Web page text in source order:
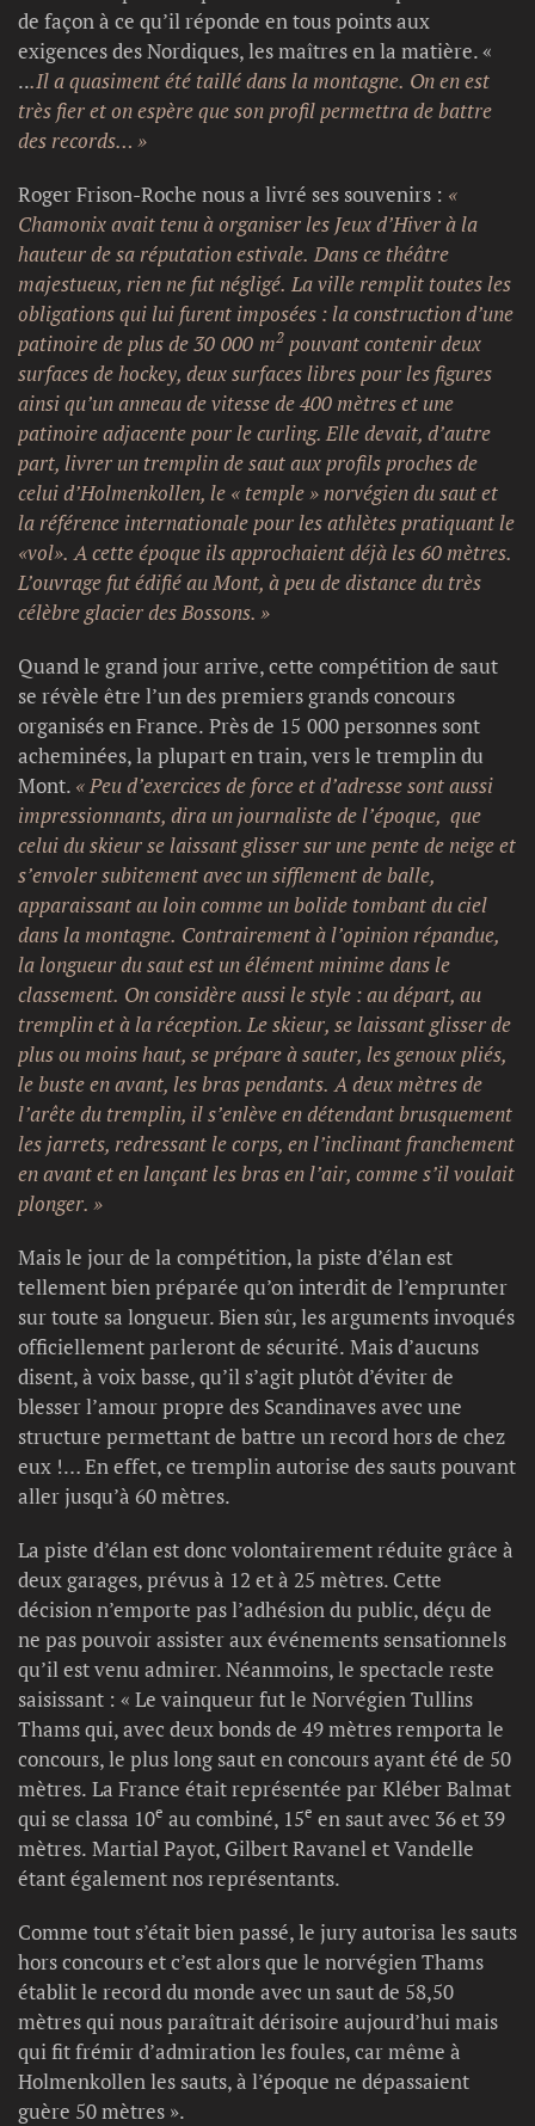
de façon à ce qu’il réponde en tous points aux
exigences des Nordiques, les maîtres en la matière. «
...Il a quasiment été taillé dans la montagne. On en est
très fier et on espère que son profil permettra de battre
des records… »
Roger Frison-Roche nous a livré ses souvenirs : «
Chamonix avait tenu à organiser les Jeux d’Hiver à la
hauteur de sa réputation estivale. Dans ce théâtre
majestueux, rien ne fut négligé. La ville remplit toutes les
obligations qui lui furent imposées : la construction d’une
patinoire de plus de 30 000 m2 pouvant contenir deux
surfaces de hockey, deux surfaces libres pour les figures
ainsi qu’un anneau de vitesse de 400 mètres et une
patinoire adjacente pour le curling. Elle devait, d’autre
part, livrer un tremplin de saut aux profils proches de
celui d’Holmenkollen, le « temple » norvégien du saut et
la référence internationale pour les athlètes pratiquant le
«vol». A cette époque ils approchaient déjà les 60 mètres.
L’ouvrage fut édifié au Mont, à peu de distance du très
célèbre glacier des Bossons. »
Quand le grand jour arrive, cette compétition de saut
se révèle être l’un des premiers grands concours
organisés en France. Près de 15 000 personnes sont
acheminées, la plupart en train, vers le tremplin du
Mont. « Peu d’exercices de force et d’adresse sont aussi
impressionnants, dira un journaliste de l’époque, que
celui du skieur se laissant glisser sur une pente de neige et
s’envoler subitement avec un sifflement de balle,
apparaissant au loin comme un bolide tombant du ciel
dans la montagne. Contrairement à l’opinion répandue,
la longueur du saut est un élément minime dans le
classement. On considère aussi le style : au départ, au
tremplin et à la réception. Le skieur, se laissant glisser de
plus ou moins haut, se prépare à sauter, les genoux pliés,
le buste en avant, les bras pendants. A deux mètres de
l’arête du tremplin, il s’enlève en détendant brusquement
les jarrets, redressant le corps, en l’inclinant franchement
en avant et en lançant les bras en l’air, comme s’il voulait
plonger. »
Mais le jour de la compétition, la piste d’élan est
tellement bien préparée qu’on interdit de l’emprunter
sur toute sa longueur. Bien sûr, les arguments invoqués
officiellement parleront de sécurité. Mais d’aucuns
disent, à voix basse, qu’il s’agit plutôt d’éviter de
blesser l’amour propre des Scandinaves avec une
structure permettant de battre un record hors de chez
eux !… En effet, ce tremplin autorise des sauts pouvant
aller jusqu’à 60 mètres.
La piste d’élan est donc volontairement réduite grâce à
deux garages, prévus à 12 et à 25 mètres. Cette
décision n’emporte pas l’adhésion du public, déçu de
ne pas pouvoir assister aux événements sensationnels
qu’il est venu admirer. Néanmoins, le spectacle reste
saisissant : « Le vainqueur fut le Norvégien Tullins
Thams qui, avec deux bonds de 49 mètres remporta le
concours, le plus long saut en concours ayant été de 50
mètres. La France était représentée par Kléber Balmat
qui se classa 10e au combiné, 15e en saut avec 36 et 39
mètres. Martial Payot, Gilbert Ravanel et Vandelle
étant également nos représentants.
Comme tout s’était bien passé, le jury autorisa les sauts
hors concours et c’est alors que le norvégien Thams
établit le record du monde avec un saut de 58,50
mètres qui nous paraîtrait dérisoire aujourd’hui mais
qui fit frémir d’admiration les foules, car même à
Holmenkollen les sauts, à l’époque ne dépassaient
guère 50 mètres ».